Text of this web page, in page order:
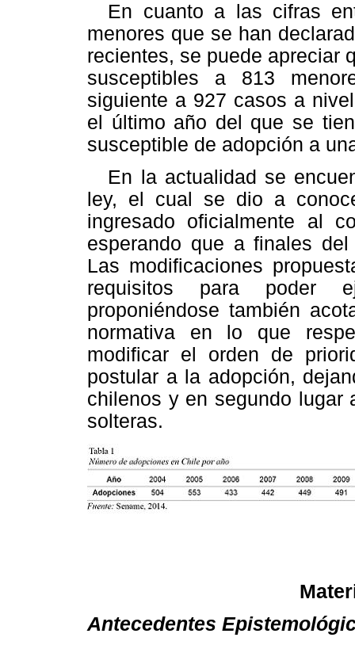
En cuanto a las cifras
menores que se han
recientes, se puede apreciar
susceptibles a 813
siguiente a 927 casos a
el último año del que se
susceptible de adopción a
En la actualidad se
ley, el cual se dio a
ingresado oficialmente al
esperando que a finales
Las modificaciones
requisitos para poder
proponiéndose también
normativa en lo que
modificar el orden de
postular a la adopción,
chilenos y en segundo lugar
solteras.
Antecedentes